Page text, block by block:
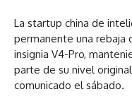
La startup china de
permanente una rebaja
insignia V4-Pro,
parte de su nivel
comunicado el sábado.